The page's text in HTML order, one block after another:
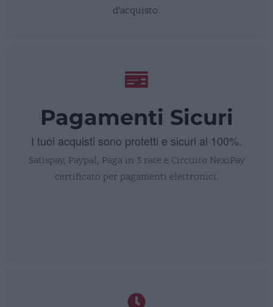
d’acquisto.
Pagamenti Sicuri
I tuoi acquisti sono protetti e sicuri al 100%.
Satispay, Paypal, Paga in 3 rate e Circuito NexiPay
certificato per pagamenti elettronici.